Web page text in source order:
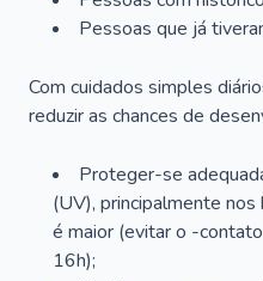
Pessoas que já
Com cuidados simples
reduzir as chances de
Proteger-se
(UV), principalmente
é maior (evitar o -
16h);